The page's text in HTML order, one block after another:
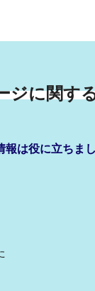
ジに関す
報は役に立ちま